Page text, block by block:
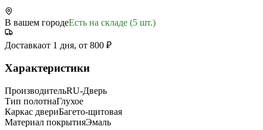
В вашем городеЕсть на складе (5 шт.)
Доставкаот 1 дня, от 800 ₽
Характеристики
ПроизводительRU-Дверь
Тип полотнаГлухое
Каркас двериБагето-щитовая
Материал покрытияЭмаль